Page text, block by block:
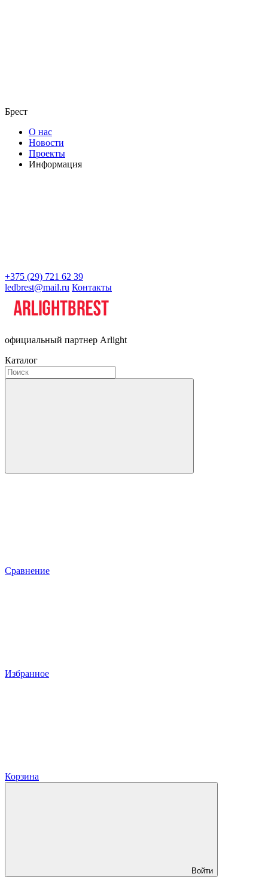
Брест
О нас
Новости
Проекты
Информация
+375 (29) 721 62 39
ledbrest@mail.ru Контакты
официальный партнер Arlight
Каталог
Сравнение
Избранное
Корзина
Войти